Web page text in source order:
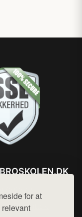
for at
hej@want.dk